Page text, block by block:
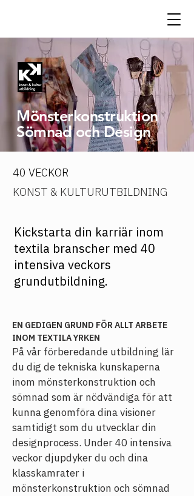
Mönsterkonstruktion
Sömnad och Design
40 VECKOR
KONST & KULTURUTBILDNING
Kickstarta din karriär inom
textila branscher med 40
intensiva veckors
grundutbildning.
EN GEDIGEN GRUND FÖR ALLT ARBETE
INOM TEXTILA YRKEN
På vår förberedande utbildning lär
du dig de tekniska kunskaperna
inom mönsterkonstruktion och
sömnad som är nödvändiga för att
kunna genomföra dina visioner
samtidigt som du utvecklar din
designprocess. Under 40 intensiva
veckor djupdyker du och dina
klasskamrater i
mönsterkonstruktion och sömnad